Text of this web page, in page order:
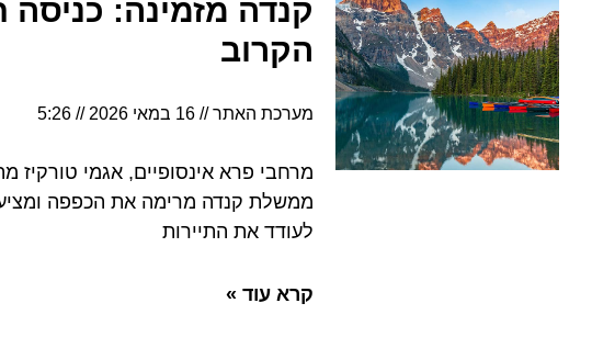
קנדה מזמינה: כניסה
הקרוב
מערכת האתר 16 במאי 2026 5:26
מרחבי פרא אינסופיים, אגמי טורקיז
ממשלת קנדה מרימה את הכפפה ומציעה
לעודד את התיירות
קרא עוד »